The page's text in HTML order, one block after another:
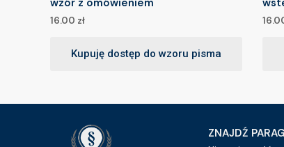
16.00 zł
Kupuję dostęp do wzoru pisma
ZNAJDŹ